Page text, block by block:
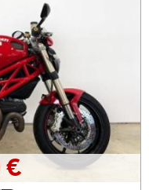
€